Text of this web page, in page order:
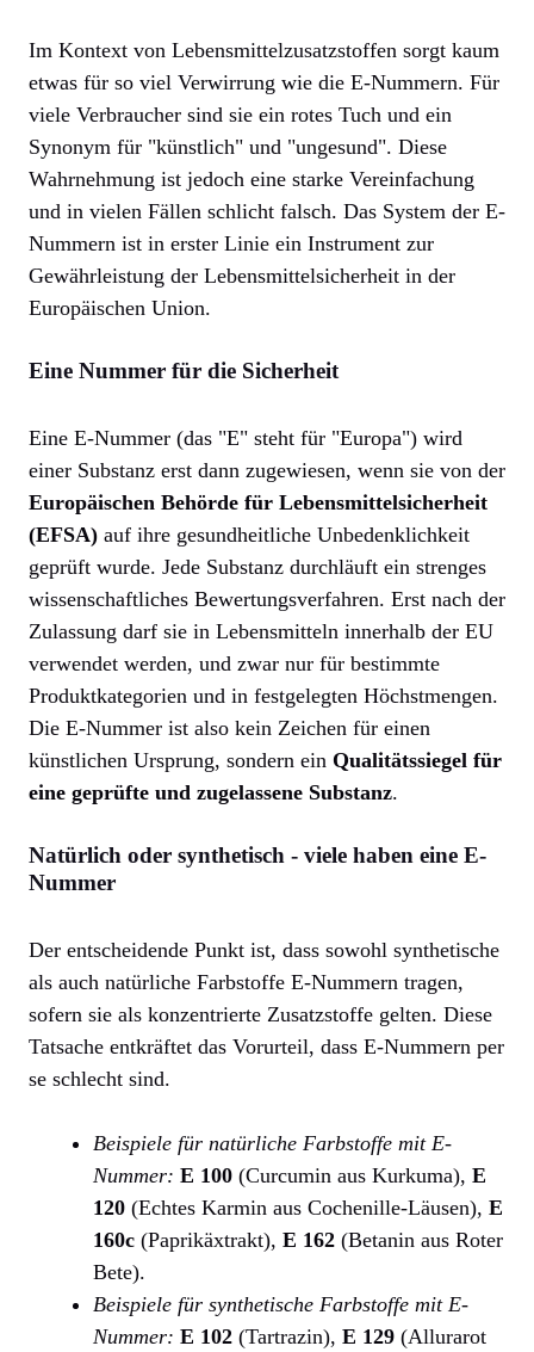
Im Kontext von Lebensmittelzusatzstoffen sorgt kaum
etwas für so viel Verwirrung wie die E-Nummern. Für
viele Verbraucher sind sie ein rotes Tuch und ein
Synonym für "künstlich" und "ungesund". Diese
Wahrnehmung ist jedoch eine starke Vereinfachung
und in vielen Fällen schlicht falsch. Das System der E-
Nummern ist in erster Linie ein Instrument zur
Gewährleistung der Lebensmittelsicherheit in der
Europäischen Union.
Eine Nummer für die Sicherheit
Eine E-Nummer (das "E" steht für "Europa") wird
einer Substanz erst dann zugewiesen, wenn sie von der
Europäischen Behörde für Lebensmittelsicherheit
(EFSA) auf ihre gesundheitliche Unbedenklichkeit
geprüft wurde. Jede Substanz durchläuft ein strenges
wissenschaftliches Bewertungsverfahren. Erst nach der
Zulassung darf sie in Lebensmitteln innerhalb der EU
verwendet werden, und zwar nur für bestimmte
Produktkategorien und in festgelegten Höchstmengen.
Die E-Nummer ist also kein Zeichen für einen
künstlichen Ursprung, sondern ein Qualitätssiegel für
eine geprüfte und zugelassene Substanz.
Natürlich oder synthetisch - viele haben eine E-
Nummer
Der entscheidende Punkt ist, dass sowohl synthetische
als auch natürliche Farbstoffe E-Nummern tragen,
sofern sie als konzentrierte Zusatzstoffe gelten. Diese
Tatsache entkräftet das Vorurteil, dass E-Nummern per
se schlecht sind.
Beispiele für natürliche Farbstoffe mit E-
Nummer: E 100 (Curcumin aus Kurkuma), E
120 (Echtes Karmin aus Cochenille-Läusen), E
160c (Paprikäxtrakt), E 162 (Betanin aus Roter
Bete).
Beispiele für synthetische Farbstoffe mit E-
Nummer: E 102 (Tartrazin), E 129 (Allurarot